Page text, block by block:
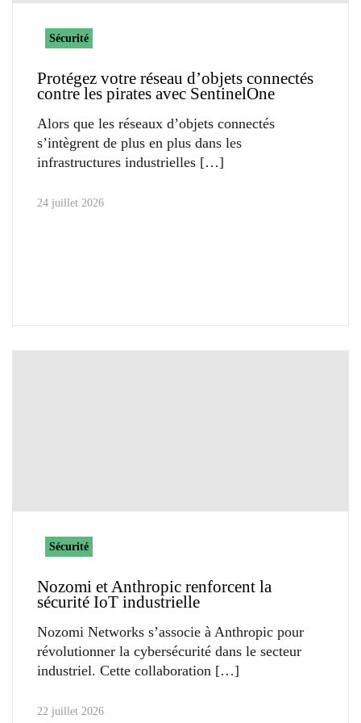
Sécurité
Protégez votre réseau d’objets connectés
contre les pirates avec SentinelOne
Alors que les réseaux d’objets connectés
s’intègrent de plus en plus dans les
infrastructures industrielles
24 juillet 2026
Sécurité
Nozomi et Anthropic renforcent la
sécurité IoT industrielle
Nozomi Networks s’associe à Anthropic pour
révolutionner la cybersécurité dans le secteur
industriel. Cette collaboration
22 juillet 2026